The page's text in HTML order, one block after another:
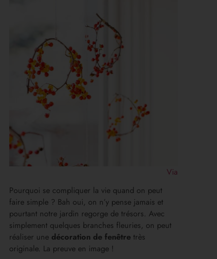
Via
Pourquoi se compliquer la vie quand on peut
faire simple ? Bah oui, on n’y pense jamais et
pourtant notre jardin regorge de trésors. Avec
simplement quelques branches fleuries, on peut
réaliser une décoration de fenêtre très
originale. La preuve en image !